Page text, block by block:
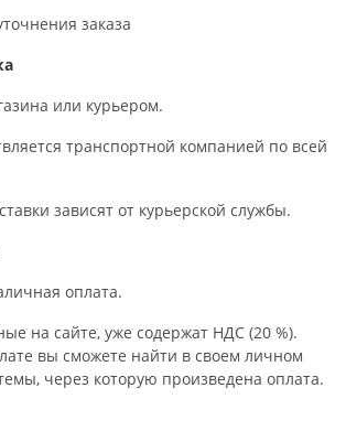
заказа
или курьером.
транспортной компанией по всей
зависят от курьерской службы.
оплата.
на сайте, уже содержат НДС (20 %).
вы сможете найти в своем личном
через которую произведена оплата.